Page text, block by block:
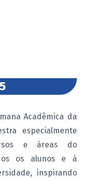
Acadêmica da
especialmente
e áreas do
os alunos e à
inspirando